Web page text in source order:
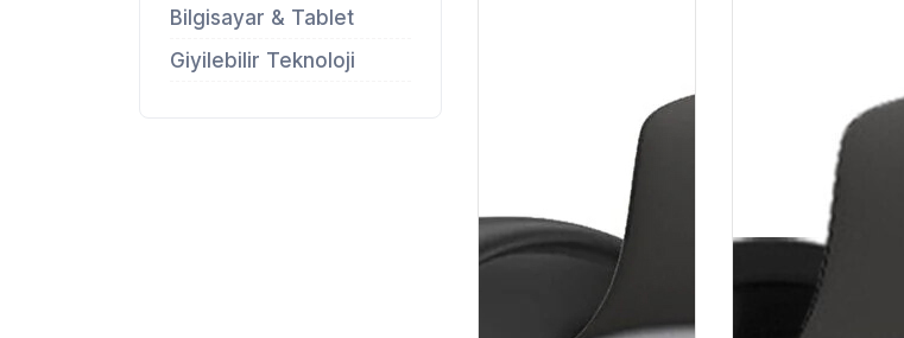
Bilgisayar & Tablet
Giyilebilir Teknoloji